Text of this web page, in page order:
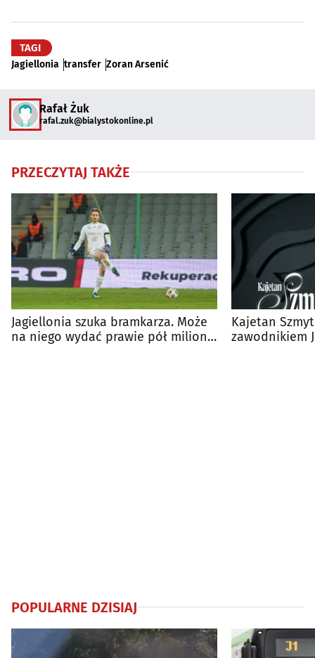
TAGI
Jagiellonia transfer Zoran Arsenić
Rafał Żuk
rafal.zuk@bialystokonline.pl
PRZECZYTAJ TAKŻE
Jagiellonia szuka bramkarza. Może
na niego wydać prawie pół miliona
Kajetan
zawodnikiem
POPULARNE DZISIAJ